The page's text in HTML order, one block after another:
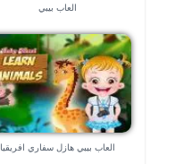
العاب بيبي
العاب بيبي هازل سفاري افريقيا